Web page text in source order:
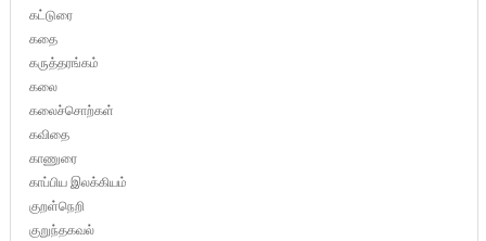
கட்டுரை
கதை
கருத்தரங்கம்
கலை
கலைச்சொற்கள்
கவிதை
காணுரை
காப்பிய இலக்கியம்
குறள்நெறி
குறுந்தகவல்